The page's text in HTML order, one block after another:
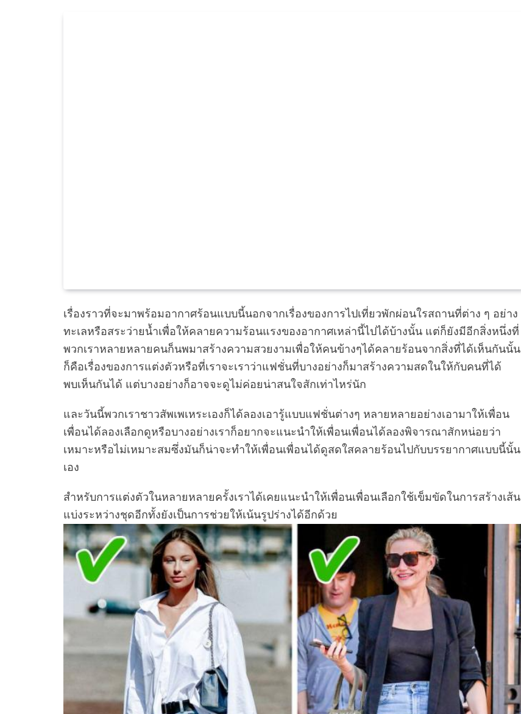
เรื่องราวที่จะมาพร้อมอากาศร้อนแบบนี้นอกจากเรื่องของการไปเที่ยวพักผ่อนใรสถานที่ต่าง ๆ อย่าง
ทะเลหรือสระว่ายน้ำเพื่อให้คลายความร้อนแรงของอากาศเหล่านี้ไปได้บ้างนั้น แต่ก็ยังมีอีกสิ่งหนึ่งที่
พวกเราหลายหลายคนก็นพมาสร้างความสวยงามเพื่อให้คนข้างๆได้คลายร้อนจากสิ่งที่ได้เห็นกันนั้น
ก็คือเรื่องของการแต่งตัวหรือที่เราจะเราว่าแฟชั่นที่บางอย่างก็มาสร้างความสดในให้กับคนที่ได้
พบเห็นกันได้ แต่บางอย่างก็อาจจะดูไม่ค่อยน่าสนใจสักเท่าไหร่นัก
และวันนี้พวกเราชาวสัพเพเหระเองก็ได้ลองเอารู้แบบแฟชั่นต่างๆ หลายหลายอย่างเอามาให้เพื่อน
เพื่อนได้ลองเลือกดูหรือบางอย่างเราก็อยากจะแนะนำให้เพื่อนเพื่อนได้ลองพิจารณาสักหน่อยว่า
เหมาะหรือไม่เหมาะสมซึ่งมันก็น่าจะทำให้เพื่อนเพื่อนได้ดูสดใสคลายร้อนไปกับบรรยากาศแบบนี้นั้น
เอง
สำหรับการแต่งตัวในหลายหลายครั้งเราได้เคยแนะนำให้เพื่อนเพื่อนเลือกใช้เข็มขัดในการสร้างเส้น
แบ่งระหว่างชุดอีกทั้งยังเป็นการช่วยให้เน้นรูปร่างได้อีกด้วย